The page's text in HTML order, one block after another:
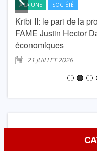
A LA UNE SOCIÉTÉ
Kribi II: le pari de la
FAME Justin Hector
économiques
21 JUILLET 2026